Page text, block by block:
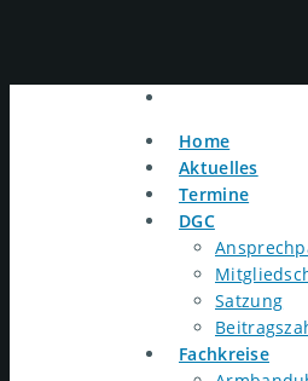
Home
Aktuelles
Termine
DGC
Satzung
Fachkreise